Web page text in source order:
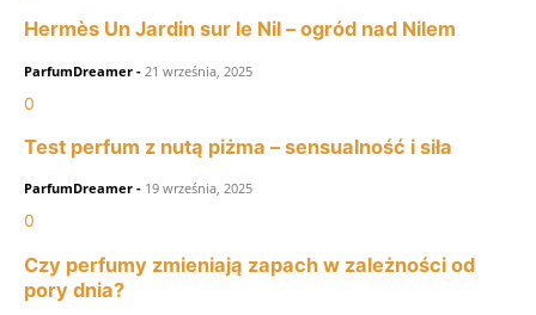
Hermès Un Jardin sur le Nil – ogród nad Nilem
ParfumDreamer - 21 września, 2025
0
Test perfum z nutą piżma – sensualność i siła
ParfumDreamer - 19 września, 2025
0
Czy perfumy zmieniają zapach w zależności od
pory dnia?